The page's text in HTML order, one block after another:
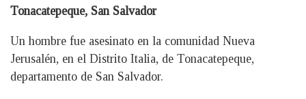
Tonacatepeque, San Salvador
Un hombre fue asesinato en la comunidad Nueva
Jerusalén, en el Distrito Italia, de Tonacatepeque,
departamento de San Salvador.